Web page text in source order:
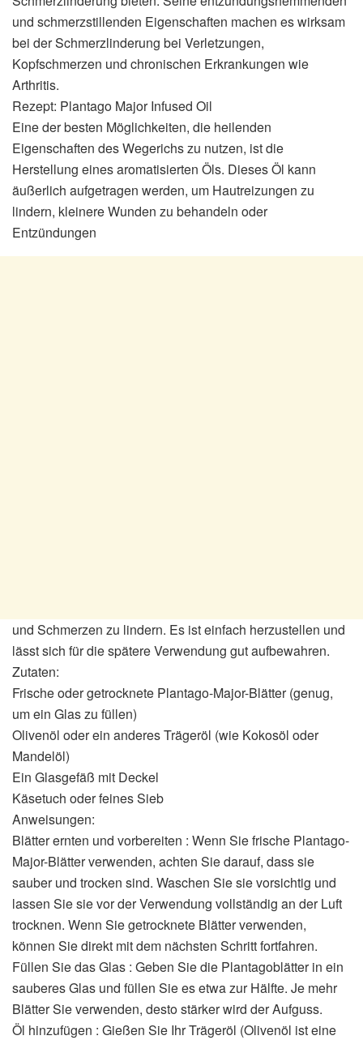
und schmerzstillenden Eigenschaften machen es wirksam
bei der Schmerzlinderung bei Verletzungen,
Kopfschmerzen und chronischen Erkrankungen wie
Arthritis.
Rezept: Plantago Major Infused Oil
Eine der besten Möglichkeiten, die heilenden
Eigenschaften des Wegerichs zu nutzen, ist die
Herstellung eines aromatisierten Öls. Dieses Öl kann
äußerlich aufgetragen werden, um Hautreizungen zu
lindern, kleinere Wunden zu behandeln oder
Entzündungen
und Schmerzen zu lindern. Es ist einfach herzustellen und
lässt sich für die spätere Verwendung gut aufbewahren.
Zutaten:
Frische oder getrocknete Plantago-Major-Blätter (genug,
um ein Glas zu füllen)
Olivenöl oder ein anderes Trägeröl (wie Kokosöl oder
Mandelöl)
Ein Glasgefäß mit Deckel
Käsetuch oder feines Sieb
Anweisungen:
Blätter ernten und vorbereiten : Wenn Sie frische Plantago-
Major-Blätter verwenden, achten Sie darauf, dass sie
sauber und trocken sind. Waschen Sie sie vorsichtig und
lassen Sie sie vor der Verwendung vollständig an der Luft
trocknen. Wenn Sie getrocknete Blätter verwenden,
können Sie direkt mit dem nächsten Schritt fortfahren.
Füllen Sie das Glas : Geben Sie die Plantagoblätter in ein
sauberes Glas und füllen Sie es etwa zur Hälfte. Je mehr
Blätter Sie verwenden, desto stärker wird der Aufguss.
Öl hinzufügen : Gießen Sie Ihr Trägeröl (Olivenöl ist eine